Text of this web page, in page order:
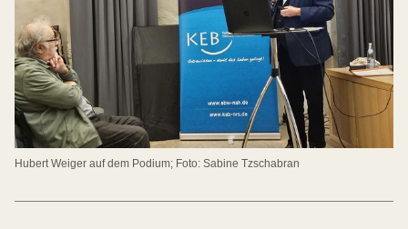
Hubert Weiger auf dem Podium; Foto: Sabine Tzschabran